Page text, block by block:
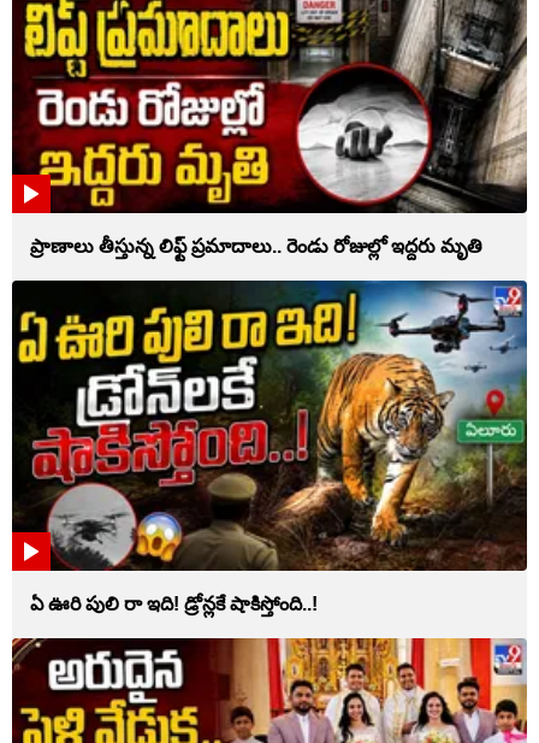
ప్రాణాలు తీస్తున్న లిఫ్ట్‌ ప్రమాదాలు.. రెండు రోజుల్లో ఇద్దరు మృతి
ఏ ఊరి పులి రా ఇది! డ్రోన్లకే షాకిస్తోంది..!